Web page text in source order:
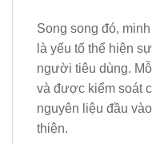
Song song đó,
là yếu tố thể hiện
người tiêu dùng.
và được kiểm soát
nguyên liệu đầu
thiện.